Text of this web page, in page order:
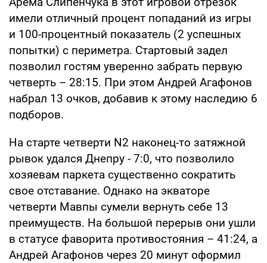
имели отличный процент попаданий из игры
и 100-процентный показатель (2 успешных
попытки) с периметра. Стартовый задел
позволил гостям уверенно забрать первую
четверть – 28:15. При этом Андрей Агафонов
набрал 13 очков, добавив к этому наследию 6
подборов.
На старте четверти N2 наконец-то затяжной
рывок удался Днепру - 7:0, что позволило
хозяевам паркета существенно сократить
свое отставание. Однако на экваторе
четверти Мавпы сумели вернуть себе 13
преимуществ. На большой перерыв они ушли
в статусе фаворита противостояния – 41:24, а
Андрей Агафонов через 20 минут оформил